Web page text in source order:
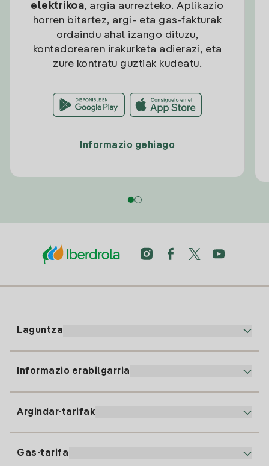
elektrikoa, argia aurrezteko. Aplikazio
horren bitartez, argi- eta gas-fakturak
ordaindu ahal izango dituzu,
kontadorearen irakurketa adierazi, eta
zure kontratu guztiak kudeatu.
Informazio gehiago
Laguntza
91 919 52 73
Informazio erabilgarria
Argindar-tarifak
Gas-tarifa